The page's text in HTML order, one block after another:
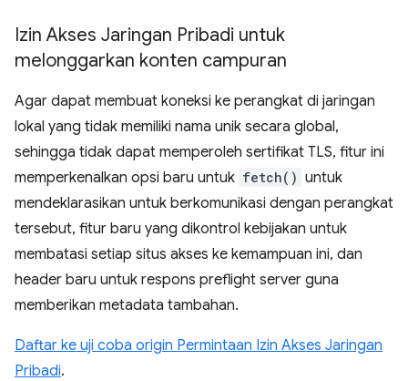
Izin Akses Jaringan Pribadi untuk
melonggarkan konten campuran
Agar dapat membuat koneksi ke perangkat di jaringan
lokal yang tidak memiliki nama unik secara global,
sehingga tidak dapat memperoleh sertifikat TLS, fitur ini
memperkenalkan opsi baru untuk fetch() untuk
mendeklarasikan untuk berkomunikasi dengan perangkat
tersebut, fitur baru yang dikontrol kebijakan untuk
membatasi setiap situs akses ke kemampuan ini, dan
header baru untuk respons preflight server guna
memberikan metadata tambahan.
Daftar ke uji coba origin Permintaan Izin Akses Jaringan
Pribadi.